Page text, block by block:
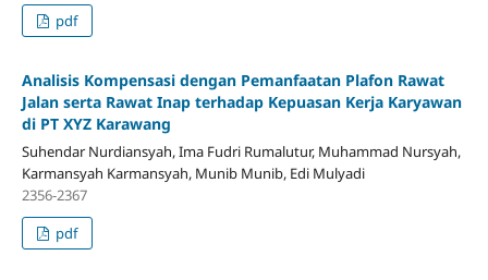
pdf
Analisis Kompensasi dengan Pemanfaatan Plafon Rawat
Jalan serta Rawat Inap terhadap Kepuasan Kerja Karyawan
di PT XYZ Karawang
Suhendar Nurdiansyah, Ima Fudri Rumalutur, Muhammad Nursyah,
Karmansyah Karmansyah, Munib Munib, Edi Mulyadi
2356-2367
pdf